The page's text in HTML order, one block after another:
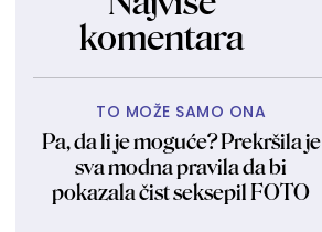
komentara
TO MOŽE SAMO ONA
Pa, da li je moguće? Prekršila je
sva modna pravila da bi
pokazala čist seksepil FOTO